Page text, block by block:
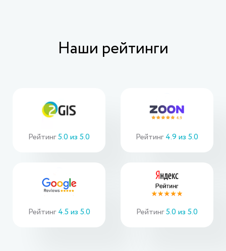
Наши рейтинги
Рейтинг5.0 из 5.0 Рейтинг 4.9 из 5.0
Рейтинг 4.5 из 5.0 Рейтинг5.0 из 5.0